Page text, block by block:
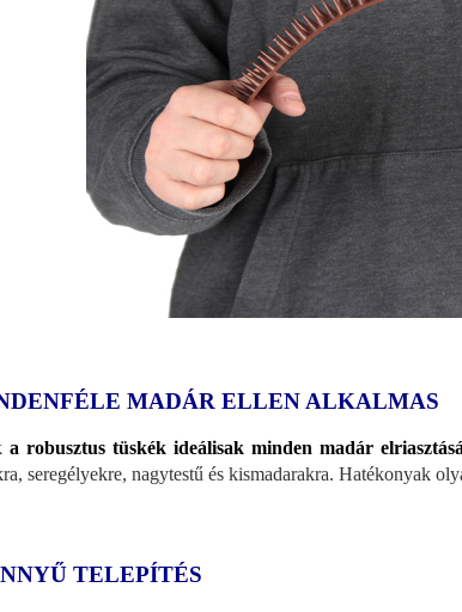
MADÁR ELLEN ALKALMAS
a robusztus tüskék ideálisak minden madár
seregélyekre, nagytestű és kismadarakra. Hatékonyak
TELEPÍTÉS